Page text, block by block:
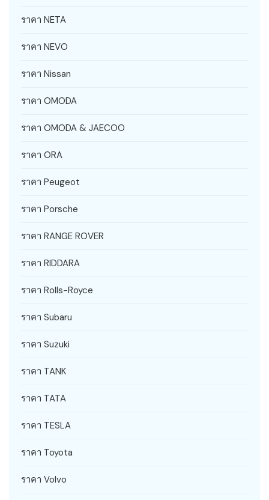
ราคา NETA
ราคา NEVO
ราคา Nissan
ราคา OMODA
ราคา OMODA & JAECOO
ราคา ORA
ราคา Peugeot
ราคา Porsche
ราคา RANGE ROVER
ราคา RIDDARA
ราคา Rolls-Royce
ราคา Subaru
ราคา Suzuki
ราคา TANK
ราคา TATA
ราคา TESLA
ราคา Toyota
ราคา Volvo